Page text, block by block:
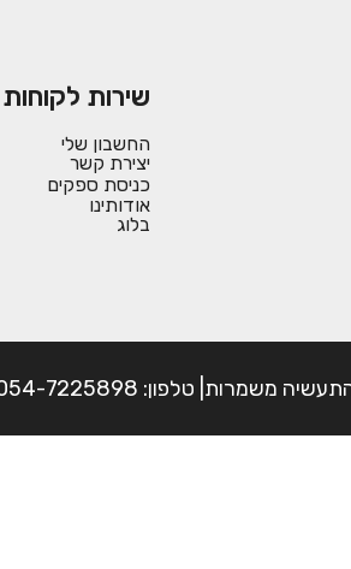
שירות לקוחות
החשבון שלי
יצירת קשר
כניסת ספקים
אודותינו
בלוג